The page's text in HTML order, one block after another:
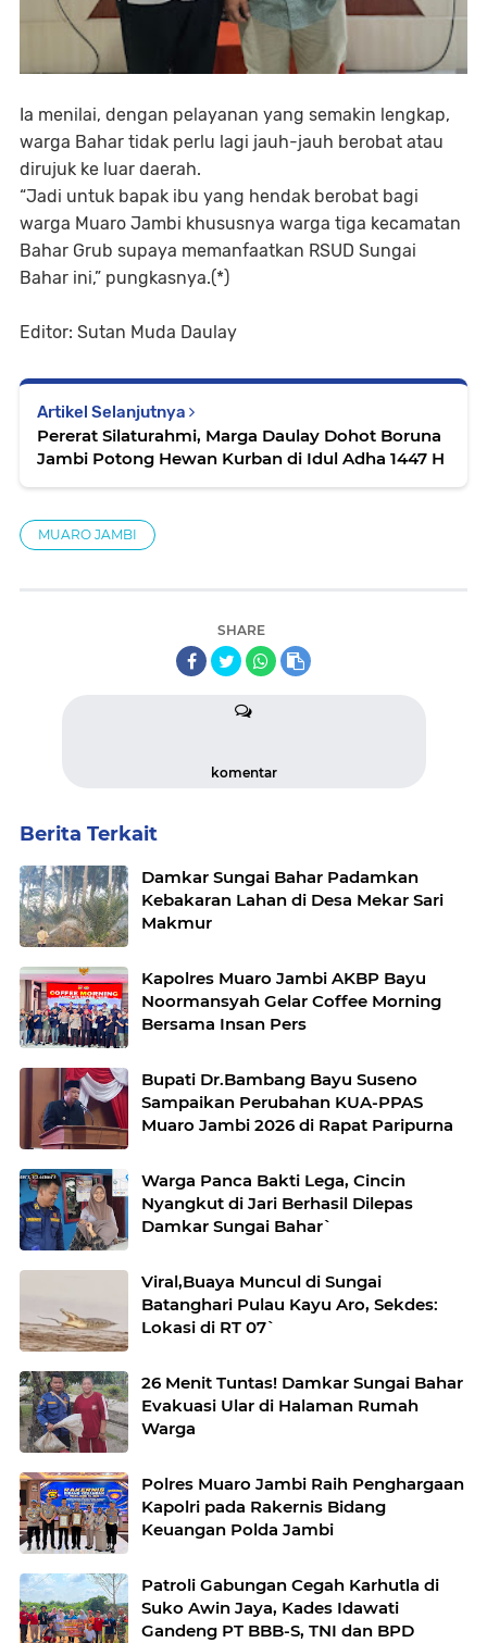
Ia menilai, dengan pelayanan yang semakin lengkap,
warga Bahar tidak perlu lagi jauh-jauh berobat atau
dirujuk ke luar daerah.
“Jadi untuk bapak ibu yang hendak berobat bagi
warga Muaro Jambi khususnya warga tiga kecamatan
Bahar Grub supaya memanfaatkan RSUD Sungai
Bahar ini,” pungkasnya.(*)
Editor: Sutan Muda Daulay
Artikel Selanjutnya
Pererat Silaturahmi, Marga Daulay Dohot Boruna
Jambi Potong Hewan Kurban di Idul Adha 1447 H
MUARO JAMBI
SHARE
komentar
Berita Terkait
Damkar Sungai Bahar Padamkan
Kebakaran Lahan di Desa Mekar Sari
Makmur
Kapolres Muaro Jambi AKBP Bayu
Noormansyah Gelar Coffee Morning
Bersama Insan Pers
Bupati Dr.Bambang Bayu Suseno
Sampaikan Perubahan KUA-PPAS
Muaro Jambi 2026 di Rapat Paripurna
Warga Panca Bakti Lega, Cincin
Nyangkut di Jari Berhasil Dilepas
Damkar Sungai Bahar`
Viral,Buaya Muncul di Sungai
Batanghari Pulau Kayu Aro, Sekdes:
Lokasi di RT 07`
26 Menit Tuntas! Damkar Sungai Bahar
Evakuasi Ular di Halaman Rumah
Warga
Polres Muaro Jambi Raih Penghargaan
Kapolri pada Rakernis Bidang
Keuangan Polda Jambi
Patroli Gabungan Cegah Karhutla di
Suko Awin Jaya, Kades Idawati
Gandeng PT BBB-S, TNI dan BPD